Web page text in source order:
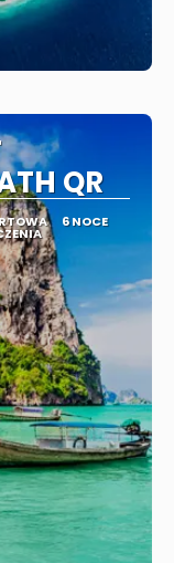
QR
6 NOCE